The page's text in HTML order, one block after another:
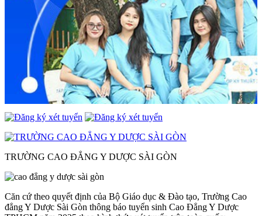
TRƯỜNG CAO ĐẲNG Y DƯỢC SÀI GÒN
Căn cứ theo quyết định của Bộ Giáo dục & Đào tạo, Trường Cao
đẳng Y Dược Sài Gòn thông báo tuyển sinh Cao Đẳng Y Dược